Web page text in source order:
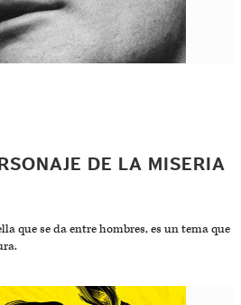
DE LA MISERIA
que se da entre hombres, es un tema que